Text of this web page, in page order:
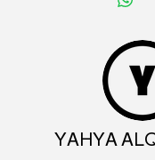
YAHYA